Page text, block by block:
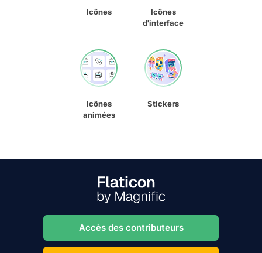
Icônes
Icônes
d'interface
Icônes
animées
Stickers
Accès des contributeurs